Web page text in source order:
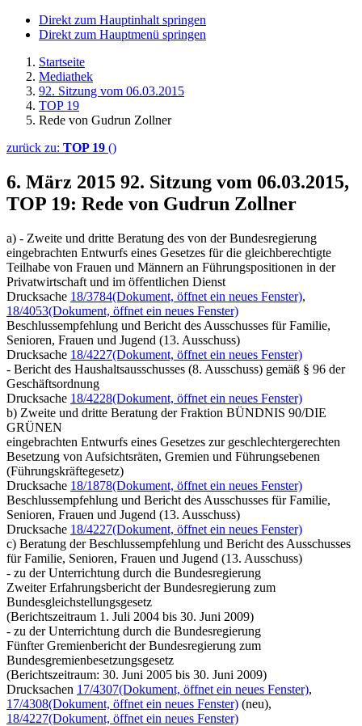
Direkt zum Hauptinhalt springen
Direkt zum Hauptmenü springen
Startseite
Mediathek
92. Sitzung vom 06.03.2015
TOP 19
Rede von Gudrun Zollner
zurück zu: TOP 19 ()
6. März 2015 92. Sitzung vom 06.03.2015,
TOP 19: Rede von Gudrun Zollner
a) - Zweite und dritte Beratung des von der Bundesregierung
eingebrachten Entwurfs eines Gesetzes für die gleichberechtigte
Teilhabe von Frauen und Männern an Führungspositionen in der
Privatwirtschaft und im öffentlichen Dienst
Drucksache 18/3784(Dokument, öffnet ein neues Fenster),
18/4053(Dokument, öffnet ein neues Fenster)
Beschlussempfehlung und Bericht des Ausschusses für Familie,
Senioren, Frauen und Jugend (13. Ausschuss)
Drucksache 18/4227(Dokument, öffnet ein neues Fenster)
- Bericht des Haushaltsausschusses (8. Ausschuss) gemäß § 96 der
Geschäftsordnung
Drucksache 18/4228(Dokument, öffnet ein neues Fenster)
b) Zweite und dritte Beratung der Fraktion BÜNDNIS 90/DIE
GRÜNEN
eingebrachten Entwurfs eines Gesetzes zur geschlechtergerechten
Besetzung von Aufsichtsräten, Gremien und Führungsebenen
(Führungskräftegesetz)
Drucksache 18/1878(Dokument, öffnet ein neues Fenster)
Beschlussempfehlung und Bericht des Ausschusses für Familie,
Senioren, Frauen und Jugend (13. Ausschuss)
Drucksache 18/4227(Dokument, öffnet ein neues Fenster)
c) Beratung der Beschlussempfehlung und Bericht des Ausschusses
für Familie, Senioren, Frauen und Jugend (13. Ausschuss)
- zu der Unterrichtung durch die Bundesregierung
Zweiter Erfahrungsbericht der Bundesregierung zum
Bundesgleichstellungsgesetz
(Berichtszeitraum 1. Juli 2004 bis 30. Juni 2009)
- zu der Unterrichtung durch die Bundesregierung
Fünfter Gremienbericht der Bundesregierung zum
Bundesgremienbesetzungsgesetz
(Berichtszeitraum: 30. Juni 2005 bis 30. Juni 2009)
Drucksachen 17/4307(Dokument, öffnet ein neues Fenster),
17/4308(Dokument, öffnet ein neues Fenster) (neu),
18/4227(Dokument, öffnet ein neues Fenster)